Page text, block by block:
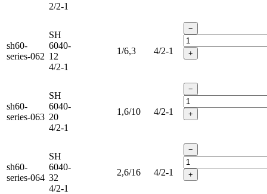
2/2-1
sh60-
series-062
SH
6040-
12
4/2-1
1/6,3 4/2-1
−
+
sh60-
series-063
SH
6040-
20
4/2-1
1,6/10 4/2-1
−
+
sh60-
series-064
SH
6040-
32
4/2-1
2,6/16 4/2-1
−
+